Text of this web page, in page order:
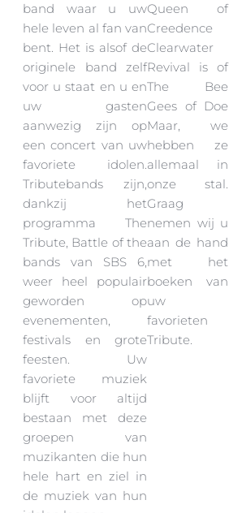
band waar u uw
hele leven al fan van
bent. Het is alsof de
originele band zelf
voor u staat en u en
uw gasten
aanwezig zijn op
een concert van uw
favoriete idolen.
Tributebands zijn,
dankzij het
programma The
Tribute, Battle of the
bands van SBS 6,
weer heel populair
geworden op
evenementen,
festivals en grote
feesten. Uw
favoriete muziek
blijft voor altijd
bestaan met deze
groepen van
muzikanten die hun
hele hart en ziel in
de muziek van hun
Queen of
Creedence
Clearwater
Revival is of
The Bee
Gees of Doe
Maar, we
hebben ze
allemaal in
onze stal.
Graag
nemen wij u
aan de hand
met het
boeken van
uw
favorieten
Tribute.